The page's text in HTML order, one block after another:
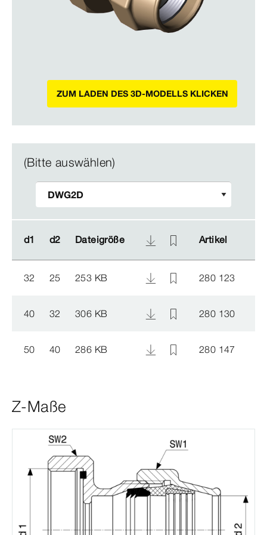
ZUM LADEN DES 3D-MODELLS KLICKEN
(Bitte auswählen)
d1 d2 Dateigröße Artikel
d1 d2 Dateigröße Artikel
32 25 253 KB 280 123
40 32 306 KB 280 130
50 40 286 KB 280 147
Z-Maße